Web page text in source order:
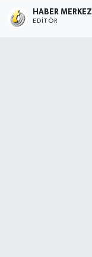
HABER MERKEZI
EDITÖR